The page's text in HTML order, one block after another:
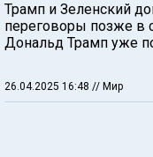
Трамп и Зеленский
переговоры позже в
Дональд Трамп уже
26.04.2025 16:48 // Мир